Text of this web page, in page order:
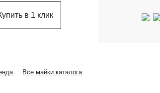
в 1 клик
Все майки каталога